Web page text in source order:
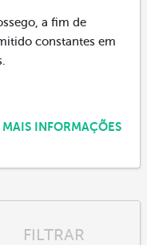
a fim de
constantes em
MAIS INFORMAÇÕES
FILTRAR